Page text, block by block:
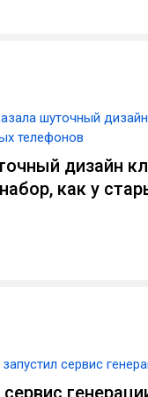
шуточный
телефонов
дизайн
как у
сервис
сервис